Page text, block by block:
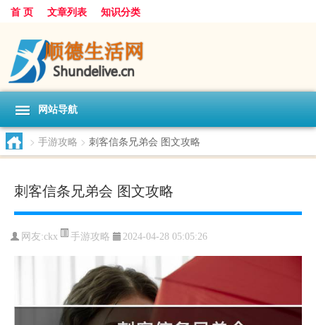
首 页 文章列表 知识分类
网站导航
> 手游攻略 > 刺客信条兄弟会 图文攻略
刺客信条兄弟会 图文攻略
网友:ckx 手游攻略 2024-04-28 05:05:26